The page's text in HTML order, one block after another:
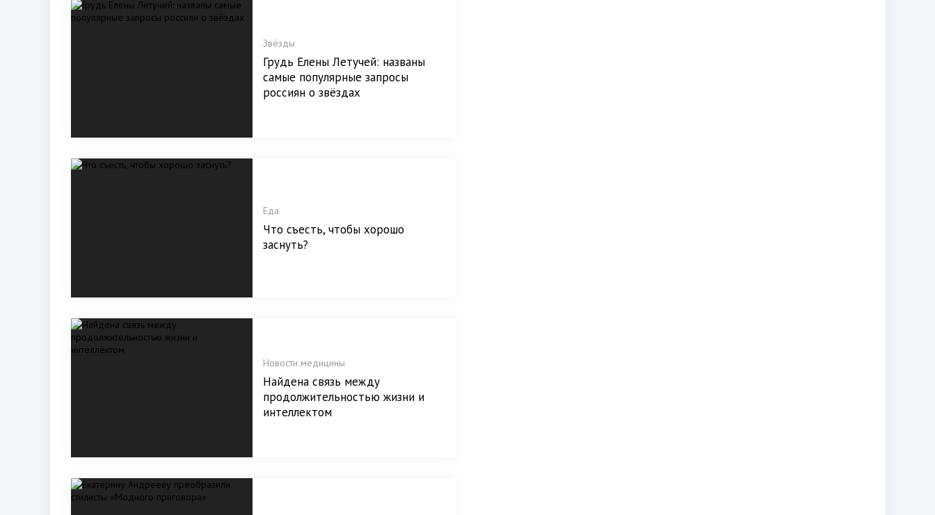
Звёзды
Грудь Елены Летучей: названы
самые популярные запросы
россиян о звёздах
Еда
Что съесть, чтобы хорошо
заснуть?
Новости медицины
Найдена связь между
продолжительностью жизни и
интеллектом